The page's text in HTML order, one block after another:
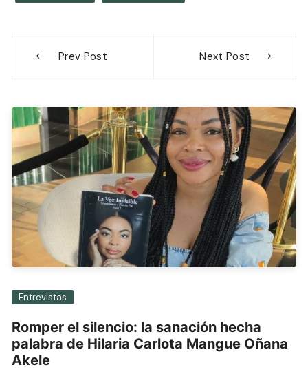
Prev Post Next Post
Entrevistas
Romper el silencio: la sanación hecha
palabra de Hilaria Carlota Mangue Oñana
Akele